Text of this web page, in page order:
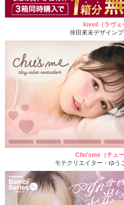
loveil（ラヴェ
倖田來未デザイン
Chu'sme（チュー
モテクリエイター・ゆう